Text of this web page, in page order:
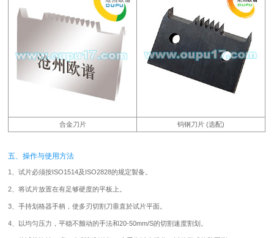
合金刀片 钨钢刀片 (选配)
五、操作与使用方法
1、试片必须按ISO1514及ISO2828的规定製备。
2、将试片放置在有足够硬度的平板上。
3、手持划格器手柄，使多刃切割刀垂直於试片平面。
4、以均匀压力，平稳不颤动的手法和20-50mm/S的切割速度割划。